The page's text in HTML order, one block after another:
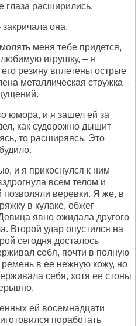
глаза расширились.
она.
меня тебе придется,
игрушку, – я
резину вплетены острые
металлическая стружка –
юмора, и я зашел ей за
как судорожно дышит
то расширяясь. Это
и я прикоснулся к ним
всем телом и
позволяли веревки. Я же, в
в кулаке, обжег
явно ожидала другого
Второй удар опустился на
сегодня досталось
себя, почти в полную
в ее нежную кожу, но
себя, хотя ее стоны
ей восемнадцати
поработать